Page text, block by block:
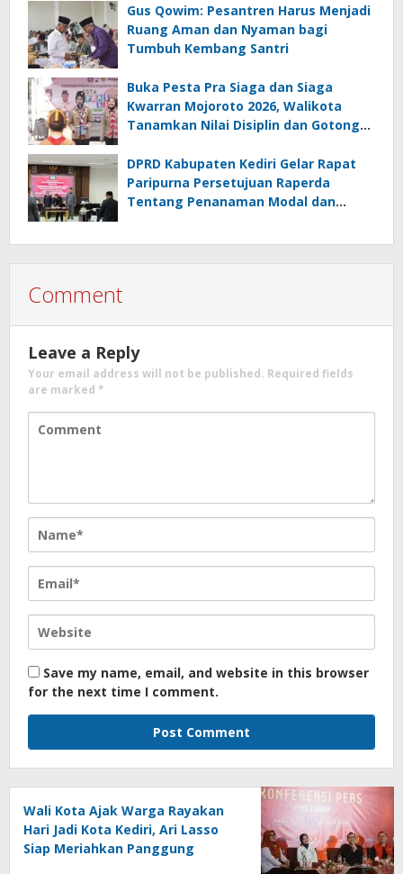
Gus Qowim: Pesantren Harus Menjadi
Ruang Aman dan Nyaman bagi
Tumbuh Kembang Santri
Buka Pesta Pra Siaga dan Siaga
Kwarran Mojoroto 2026, Walikota
Tanamkan Nilai Disiplin dan Gotong
DPRD Kabupaten Kediri Gelar Rapat
Paripurna Persetujuan Raperda
Tentang Penanaman Modal dan
Comment
Leave a Reply
Your email address will not be published. Required fields
are marked *
Save my name, email, and website in this browser
for the next time I comment.
Wali Kota Ajak Warga Rayakan
Hari Jadi Kota Kediri, Ari Lasso
Siap Meriahkan Panggung